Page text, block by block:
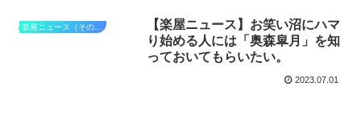
【楽屋ニュース】お笑い沼にハマ
り始める人には「奥森皐月」を知
っておいてもらいたい。
2023.07.01